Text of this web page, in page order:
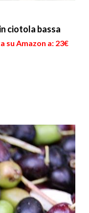
ciotola bassa
su Amazon a: 23€